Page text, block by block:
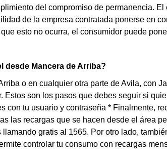
del compromiso de permanencia.
de la empresa contratada ponerse en
esto no ocurra, el consumidor puede
desde Mancera de Arriba?
o en cualquier otra parte de Avila, con
Estos son los pasos que debes seguir si
con tu usuario y contraseña * Finalmente,
las recargas que se hacen desde el área
gratis al 1565. Por otro lado,
controlar tu consumo con recargas